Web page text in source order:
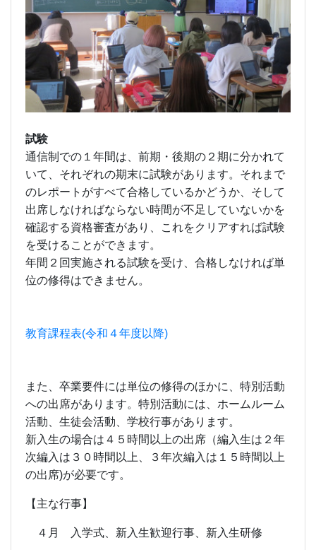
試験
通信制での１年間は、前期・後期の２期に分かれて
いて、それぞれの期末に試験があります。それまで
のレポートがすべて合格しているかどうか、そして
出席しなければならない時間が不足していないかを
確認する資格審査があり、これをクリアすれば試験
を受けることができます。
年間２回実施される試験を受け、合格しなければ単
位の修得はできません。
教育課程表(令和４年度以降)
また、卒業要件には単位の修得のほかに、特別活動
への出席があります。特別活動には、ホームルーム
活動、生徒会活動、学校行事があります。
新入生の場合は４５時間以上の出席（編入生は２年
次編入は３０時間以上、３年次編入は１５時間以上
の出席)が必要です。
【主な行事】
４月 入学式、新入生歓迎行事、新入生研修